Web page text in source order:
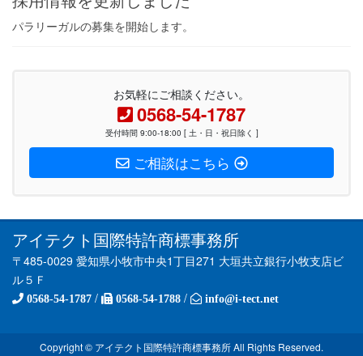
パラリーガルの募集を開始します。
お気軽にご相談ください。
0568-54-1787
受付時間 9:00-18:00 [ 土・日・祝日除く ]
ご相談はこちら
アイテクト国際特許商標事務所
〒485-0029 愛知県小牧市中央1丁目271 大垣共立銀行小牧支店ビ
ル５Ｆ
0568-54-1787 / 0568-54-1788 / info@i-tect.net
Copyright © アイテクト国際特許商標事務所 All Rights Reserved.